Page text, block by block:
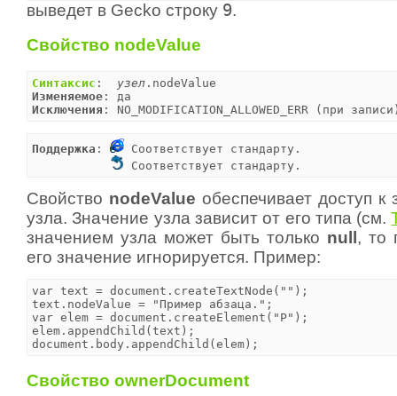
выведет в Gecko строку 9.
Свойство nodeValue
Синтаксис : узел
Изменяемое
Исключения : NO_MODIFICATION_ALLOWED_ERR (при
Поддержка :
Cоответствует стандарту.
Соответствует стандарту.
Свойство nodeValue обеспечивает доступ к
узла. Значение узла зависит от его типа (см.
значением узла может быть только null, то
его значение игнорируется. Пример:
var text = document.createTextNode("");
text.nodeValue = "Пример абзаца.";
var elem = document.createElement("P");
elem.appendChild(text);
document.body.appendChild(elem);
Свойство ownerDocument